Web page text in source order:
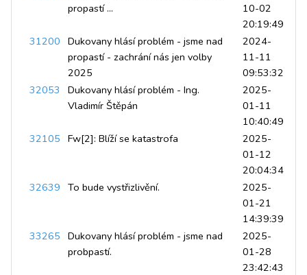
propastí ...
10-02
20:19:49
31200 Dukovany hlásí problém - jsme nad
propastí - zachrání nás jen volby
2025
2024-
11-11
09:53:32
32053
Dukovany hlásí problém - Ing.
Vladimír Štěpán
2025-
01-11
10:40:49
32105 Fw[2]: Blíží se katastrofa
2025-
01-12
20:04:34
32639 To bude vystřizlivění.
2025-
01-21
14:39:39
33265 Dukovany hlásí problém - jsme nad
probpastí.
2025-
01-28
23:42:43